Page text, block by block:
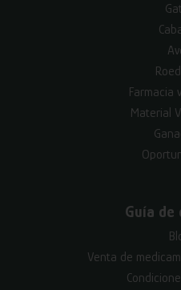
Farmacia
Material
Guía de
Venta de